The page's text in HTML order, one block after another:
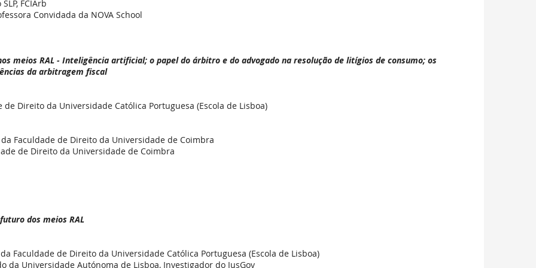
FCIArb
Convidada da NOVA School
meios RAL - Inteligência artificial; o papel do árbitro e do advogado na resolução de litígios de consumo; os
da arbitragem fiscal
Direito da Universidade Católica Portuguesa (Escola de Lisboa)
Faculdade de Direito da Universidade de Coimbra
de Direito da Universidade de Coimbra
dos meios RAL
Faculdade de Direito da Universidade Católica Portuguesa (Escola de Lisboa)
da Universidade Autónoma de Lisboa, Investigador do JusGov